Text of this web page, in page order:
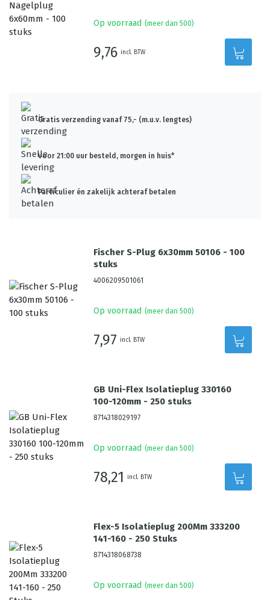
Op voorraad (meer dan 500)
9,76 incl. BTW
Gratis verzending vanaf 75,- (m.u.v. lengtes)
Voor 21:00 uur besteld, morgen in huis*
Particulier én zakelijk achteraf betalen
Fischer S-Plug 6x30mm 50106 - 100
stuks
4006209501061
Op voorraad (meer dan 500)
7,97 incl. BTW
GB Uni-Flex Isolatieplug 330160
100-120mm - 250 stuks
8714318029197
Op voorraad (meer dan 500)
78,21 incl. BTW
Flex-5 Isolatieplug 200Mm 333200
141-160 - 250 Stuks
8714318068738
Op voorraad (meer dan 500)